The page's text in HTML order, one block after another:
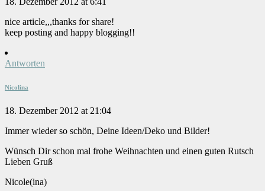
nice article,,,thanks for share!
keep posting and happy blogging!!
Antworten
Nicolina
18. Dezember 2012 at 21:04
Immer wieder so schön, Deine Ideen/Deko und Bilder!
Wünsch Dir schon mal frohe Weihnachten und einen guten Rutsch
Lieben Gruß
Nicole(ina)